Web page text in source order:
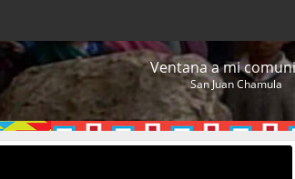
Ventana a mi
San Juan Chamula